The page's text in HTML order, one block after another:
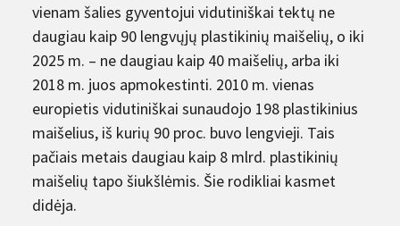
vienam šalies gyventojui vidutiniškai tektų ne
daugiau kaip 90 lengvųjų plastikinių maišelių, o iki
2025 m. – ne daugiau kaip 40 maišelių, arba iki
2018 m. juos apmokestinti. 2010 m. vienas
europietis vidutiniškai sunaudojo 198 plastikinius
maišelius, iš kurių 90 proc. buvo lengvieji. Tais
pačiais metais daugiau kaip 8 mlrd. plastikinių
maišelių tapo šiukšlėmis. Šie rodikliai kasmet
didėja.